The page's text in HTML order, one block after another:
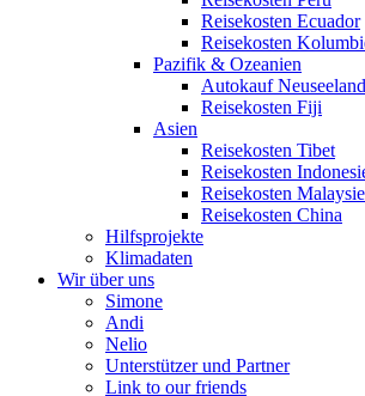
Reisekosten Ecuador
Reisekosten
Pazifik & Ozeanien
Autokauf Neuseeland
Reisekosten Fiji
Asien
Reisekosten Tibet
Reisekosten
Reisekosten
Reisekosten China
Hilfsprojekte
Klimadaten
Wir über uns
Simone
Andi
Nelio
Unterstützer und Partner
Link to our friends